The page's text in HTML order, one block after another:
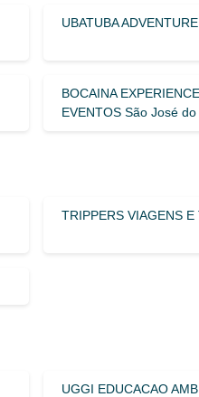
UBATUBA
BOCAINA
EVENTOS São José
TRIPPERS VIAGENS
UGGI EDUCACAO